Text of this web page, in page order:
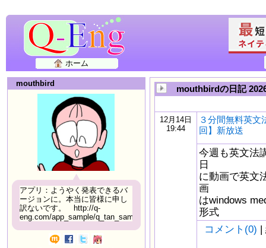
ホーム
mouthbird
アプリ：ようやく発表できるバ
ージョンに。本当に皆様に申し
訳ないです。 http://q-
eng.com/app_sample/q_tan_sample06.html
mouthbirdの日記
12月14日
19:44
３分間無料英文
回】新放送
今週も英文法
日
に動画で英文
画
はwindows
形式
コメント(0) |